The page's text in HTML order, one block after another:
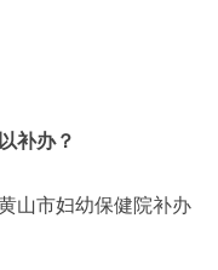
补办？
山市妇幼保健院补办